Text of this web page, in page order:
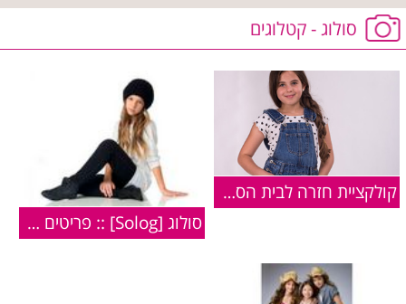
סולוג - קטלוגים
קולקציית חזרה לבית הספר של סולוג
סולוג [Solog] :: פריטים מקולקציית חורף 2010/11